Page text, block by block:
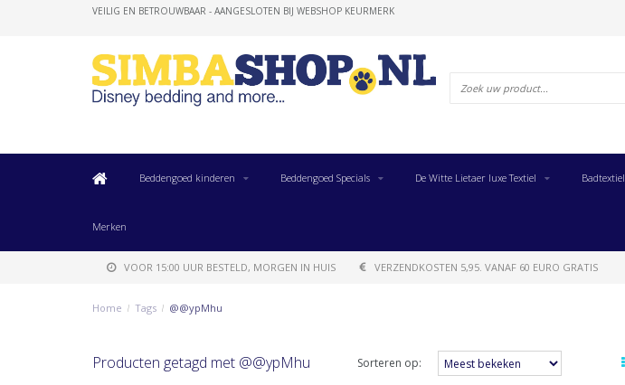
VEILIG EN BETROUWBAAR - AANGESLOTEN BIJ WEBSHOP KEURMERK
Beddengoed kinderen Beddengoed Specials De Witte Lietaer luxe Textiel Badtextiel
Merken
VOOR 15:00 UUR BESTELD, MORGEN IN HUIS VERZENDKOSTEN 5,95. VANAF 60 EURO GRATIS
Home / Tags / @@ypMhu
Producten getagd met @@ypMhu Sorteren op: